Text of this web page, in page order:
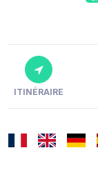
ITINÉRAIRE